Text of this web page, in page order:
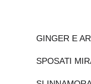
GINGER E
SPOSATI